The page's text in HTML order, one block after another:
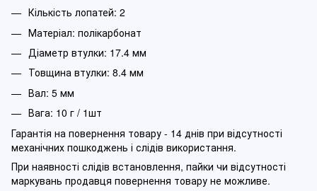
Кількість лопатей: 2
Матеріал: полікарбонат
Діаметр втулки: 17.4 мм
Товщина втулки: 8.4 мм
Вал: 5 мм
Вага: 10 г / 1шт
Гарантія на повернення товару - 14 днів при відсутності
механічних пошкоджень і слідів використання.
При наявності слідів встановлення, пайки чи відсутності
маркувань продавця повернення товару не можливе.